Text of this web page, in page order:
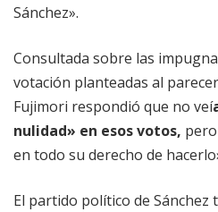
Sánchez».
Consultada sobre las
votación planteadas al
Fujimori respondió que no veí
nulidad» en esos votos,
en todo su derecho de
El partido político de